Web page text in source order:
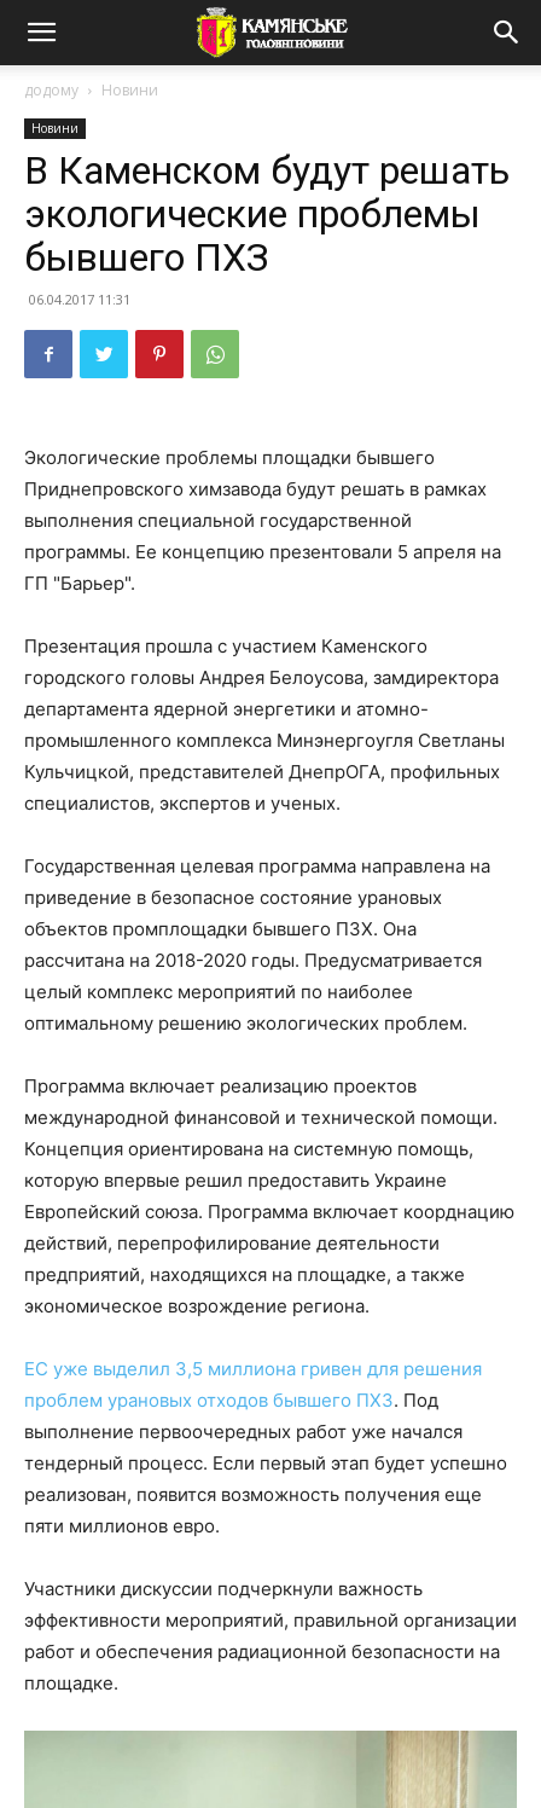
додому Новини
Новини
В Каменском будут решать
экологические проблемы
бывшего ПХЗ
06.04.2017 11:31
Экологические проблемы площадки бывшего
Приднепровского химзавода будут решать в рамках
выполнения специальной государственной
программы. Ее концепцию презентовали 5 апреля на
ГП "Барьер".
Презентация прошла с участием Каменского
городского головы Андрея Белоусова, замдиректора
департамента ядерной энергетики и атомно-
промышленного комплекса Минэнергоугля Светланы
Кульчицкой, представителей ДнепрОГА, профильных
специалистов, экспертов и ученых.
Государственная целевая программа направлена на
приведение в безопасное состояние урановых
объектов промплощадки бывшего ПЗХ. Она
рассчитана на 2018-2020 годы. Предусматривается
целый комплекс мероприятий по наиболее
оптимальному решению экологических проблем.
Программа включает реализацию проектов
международной финансовой и технической помощи.
Концепция ориентирована на системную помощь,
которую впервые решил предоставить Украине
Европейский союза. Программа включает коорднацию
действий, перепрофилирование деятельности
предприятий, находящихся на площадке, а также
экономическое возрождение региона.
ЕС уже выделил 3,5 миллиона гривен для решения
проблем урановых отходов бывшего ПХЗ. Под
выполнение первоочередных работ уже начался
тендерный процесс. Если первый этап будет успешно
реализован, появится возможность получения еще
пяти миллионов евро.
Участники дискуссии подчеркнули важность
эффективности мероприятий, правильной организации
работ и обеспечения радиационной безопасности на
площадке.